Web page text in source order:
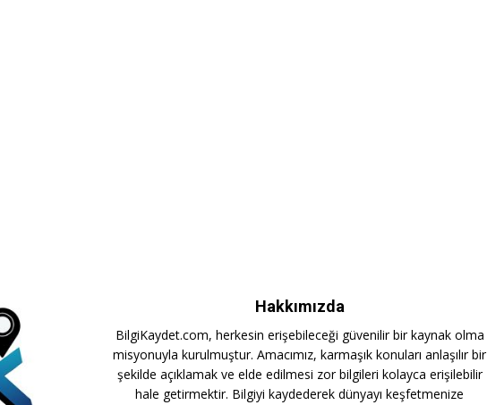
Hakkımızda
BilgiKaydet.com, herkesin erişebileceği güvenilir bir kaynak olma
misyonuyla kurulmuştur. Amacımız, karmaşık konuları anlaşılır bir
şekilde açıklamak ve elde edilmesi zor bilgileri kolayca erişilebilir
hale getirmektir. Bilgiyi kaydederek dünyayı keşfetmenize